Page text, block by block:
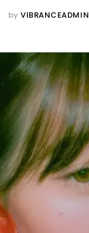
by VIBRANCEADMIN